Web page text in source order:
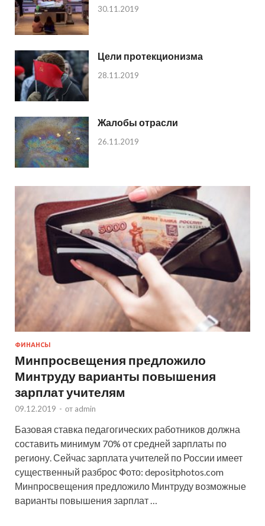
30.11.2019
Цели протекционизма
28.11.2019
Жалобы отрасли
26.11.2019
ФИНАНСЫ
Минпросвещения предложило
Минтруду варианты повышения
зарплат учителям
09.12.2019 - от admin
Базовая ставка педагогических работников должна
составить минимум 70% от средней зарплаты по
региону. Сейчас зарплата учителей по России имеет
существенный разброс Фото: depositphotos.com
Минпросвещения предложило Минтруду возможные
варианты повышения зарплат …